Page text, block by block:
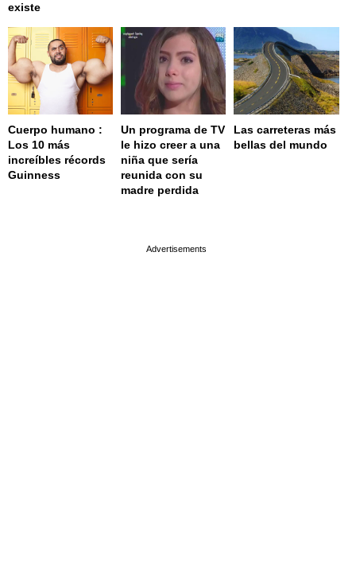
existe
Cuerpo humano :
Los 10 más
increíbles récords
Guinness
Un programa de TV
le hizo creer a una
niña que sería
reunida con su
madre perdida
Las carreteras más
bellas del mundo